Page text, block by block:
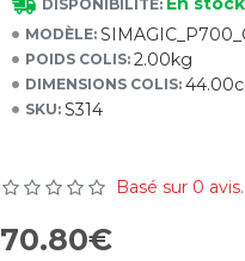
DISPONIBILITÉ:
MODÈLE:
POIDS COLIS: 2.00kg
DIMENSIONS COLIS:
SKU: S314
Basé sur 0 avis.
70.80€